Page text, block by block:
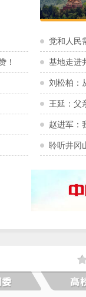
！
党和人民
基地走进
刘松柏：
王延：父
赵进军：
聆听井冈